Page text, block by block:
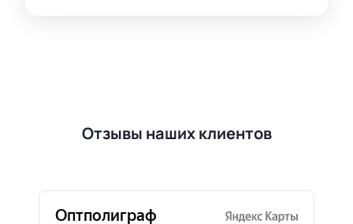
Отзывы наших клиентов